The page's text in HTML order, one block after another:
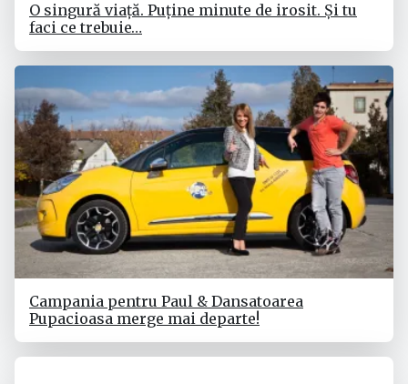
O singură viață. Puține minute de irosit. Și tu
faci ce trebuie…
Campania pentru Paul & Dansatoarea
Pupacioasa merge mai departe!